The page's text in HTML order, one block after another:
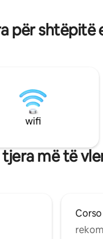
për shtëpitë
wifi
tjera më të
Corso